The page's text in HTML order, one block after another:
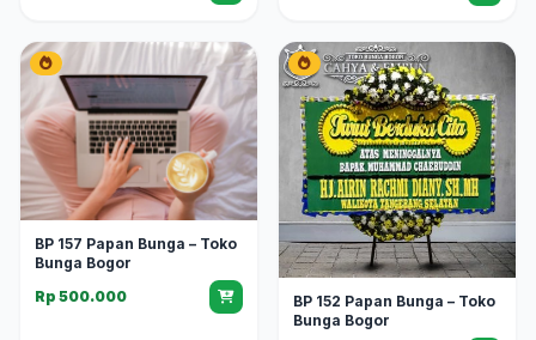
BP 157 Papan Bunga – Toko
Bunga Bogor
Rp 500.000
BP 152 Papan Bunga – Toko
Bunga Bogor